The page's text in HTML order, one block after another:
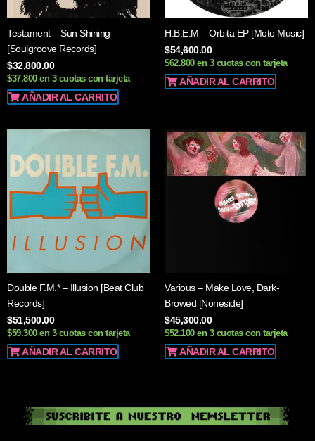
Testament – Sun Shining
[Soulgroove Records]
$32,800.00
$37.800 en 3 cuotas con tarjeta
AÑADIR AL CARRITO
H:B:E:M – Orbita EP [Moto Music]
$54,600.00
$62.800 en 3 cuotas con tarjeta
AÑADIR AL CARRITO
Double F.M.* – Illusion [Beat Club
Records]
$51,500.00
$59.300 en 3 cuotas con tarjeta
AÑADIR AL CARRITO
Various – Make Love, Dark-
Browed [Noneside]
$45,300.00
$52.100 en 3 cuotas con tarjeta
AÑADIR AL CARRITO